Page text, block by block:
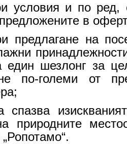
условия и по ред,
в
предлагане на
един шезлонг за
по-големи от
спазва
природните